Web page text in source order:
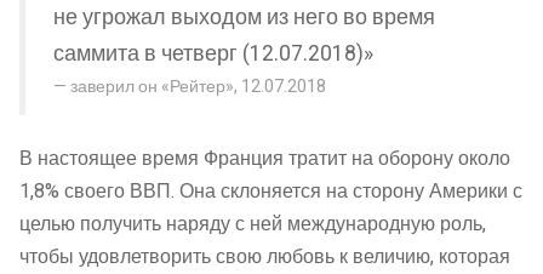
не угрожал выходом из него во время
саммита в четверг (12.07.2018)»
заверил он «Рейтер», 12.07.2018
В настоящее время Франция тратит на оборону около
1,8% своего ВВП. Она склоняется на сторону Америки с
целью получить наряду с ней международную роль,
чтобы удовлетворить свою любовь к величию, которая